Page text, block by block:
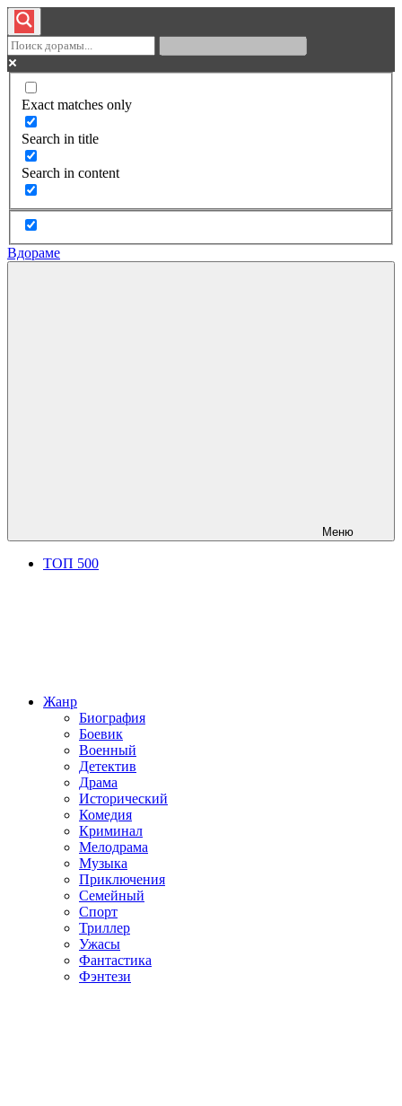
Exact matches only
Search in title
Search in content
Вдораме
Меню
ТОП 500
Жанр
Биография
Боевик
Военный
Детектив
Драма
Исторический
Комедия
Криминал
Мелодрама
Музыка
Приключения
Семейный
Спорт
Триллер
Ужасы
Фантастика
Фэнтези